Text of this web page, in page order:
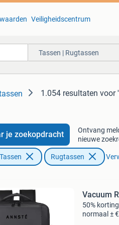
Veiligheidscentrum
Tassen | Rugtassen
1.054 resultaten voor
je zoekopdracht
Ontvang
nieuwe
Rugtassen
Vacuum
50%
normaal ±